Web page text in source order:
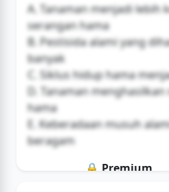
A. Tanaman menjadi lebih
serangan hama
B. Pestisida alami yang
banyak
C. Siklus hidup hama
D. Tanaman
hama
E. Keberadaan musuh
beragam
🔒 Premium